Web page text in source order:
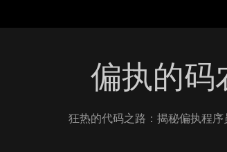
偏执的码
狂热的代码之路：揭秘偏执程序